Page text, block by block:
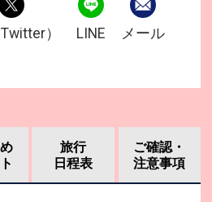
） LINE メール
旅行
日程表
ご確認・
注意事項